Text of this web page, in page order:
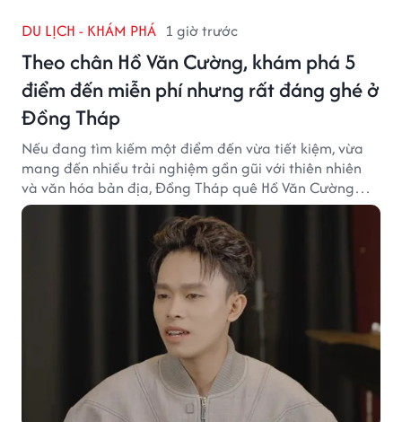
DU LỊCH - KHÁM PHÁ 1 giờ trước
Theo chân Hồ Văn Cường, khám phá 5
điểm đến miễn phí nhưng rất đáng ghé ở
Đồng Tháp
Nếu đang tìm kiếm một điểm đến vừa tiết kiệm, vừa
mang đến nhiều trải nghiệm gần gũi với thiên nhiên
và văn hóa bản địa, Đồng Tháp quê Hồ Văn Cường
chắc chắn là lựa chọn đáng cân nhắc.